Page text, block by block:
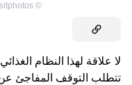
©
لا علاقة لهذا النظام
تتطلب التوقف المفاجئ